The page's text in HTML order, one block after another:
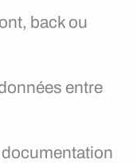
back ou
entre
documentation